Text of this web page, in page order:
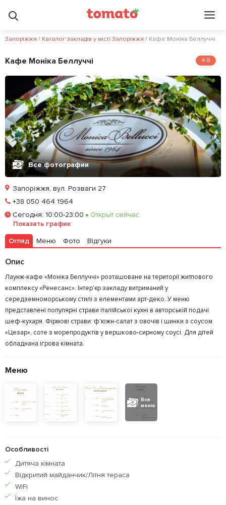
Запоріжжя / Каталог закладів у місті Запоріжжя / Кафе Моніка Беллуччі
Кафе Моніка Беллуччі 4.8
Все фотографии
Запоріжжя, вул. Розваги 27
+38 050 464 1964
Сегодня: 10:00-23:00 Открыт сейчас
Показать график
Огляд Меню Фото Відгуки
Опис
Лаунж-кафе «Моніка Беллуччі» розташоване на території житлового
комплексу «Ренесанс». Інтер'єр закладу витриманий у
середземноморському стилі з елементами арт-деко. У меню
представлені популярні страви італійської кухні в авторській подачі
шеф-кухаря. Фірмові страви: ф'южн-салат з овочів і шинки з соусом
«Цезар», соте з морепродуктів у вершково-сирному соусі. Для дітей
обладнана ігрова кімната.
Меню
Все
меню
Особливості
Дитяча кiмната
Відкритий майданчик/Літня тераса
WiFi
Їжа на винос